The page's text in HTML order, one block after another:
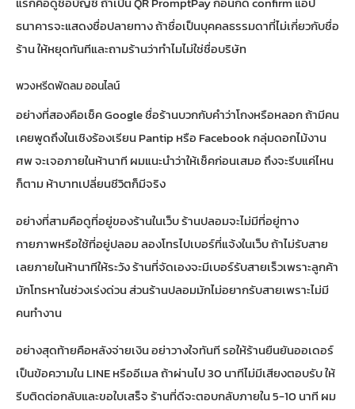
ธนาคารจะแสดงชื่อปลายทาง ถ้าชื่อเป็นบุคคลธรรมดาที่ไม่เกี่ยวกับชื่อ
ร้าน ให้หยุดทันทีและถามร้านว่าทำไมไม่ใช่ชื่อบริษัท
พวงหรีดพัดลม ออนไลน์
อย่างที่สองคือเช็ค Google ชื่อร้านบวกกับคำว่าโกงหรือหลอก ถ้ามีคน
เคยพูดถึงในเชิงร้องเรียน Pantip หรือ Facebook กลุ่มดอกไม้งาน
ศพ จะเจอภายในห้านาที ผมแนะนำว่าให้เช็คก่อนเสมอ ถึงจะรีบแค่ไหน
ก็ตาม ห้าบาทเปลี่ยนชีวิตก็มีจริง
อย่างที่สามคือดูที่อยู่ของร้านในเว็บ ร้านปลอมจะไม่มีที่อยู่ทาง
กายภาพหรือใช้ที่อยู่ปลอม ลองโทรไปเบอร์ที่แจ้งในเว็บ ถ้าไม่รับสาย
เลยภายในห้านาทีให้ระวัง ร้านที่จัดเองจะมีเบอร์รับสายเร็วเพราะลูกค้า
มักโทรหาในช่วงเร่งด่วน ส่วนร้านปลอมมักไม่อยากรับสายเพราะไม่มี
คนทำงาน
อย่างสุดท้ายคือหลังจ่ายเงิน อย่าวางใจทันที รอให้ร้านยืนยันออเดอร์
เป็นข้อความใน LINE หรืออีเมล ถ้าผ่านไป 30 นาทีไม่มีเสียงตอบรับ ให้
รีบติดต่อกลับและขอใบเสร็จ ร้านที่ดีจะตอบกลับภายใน 5-10 นาที ผม